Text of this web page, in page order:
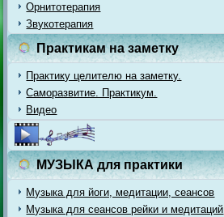
Орнитотерапия
Звукотерапия
Практикам на заметку
Практику целителю на заметку.
Саморазвитие. Практикум.
Видео
МУЗЫКА для практики
Музыка для йоги, медитации, сеансов
Музыка для сеансов рейки и медитаций